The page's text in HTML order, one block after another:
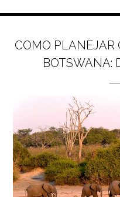
COMO PLANEJAR
BOTSWANA: